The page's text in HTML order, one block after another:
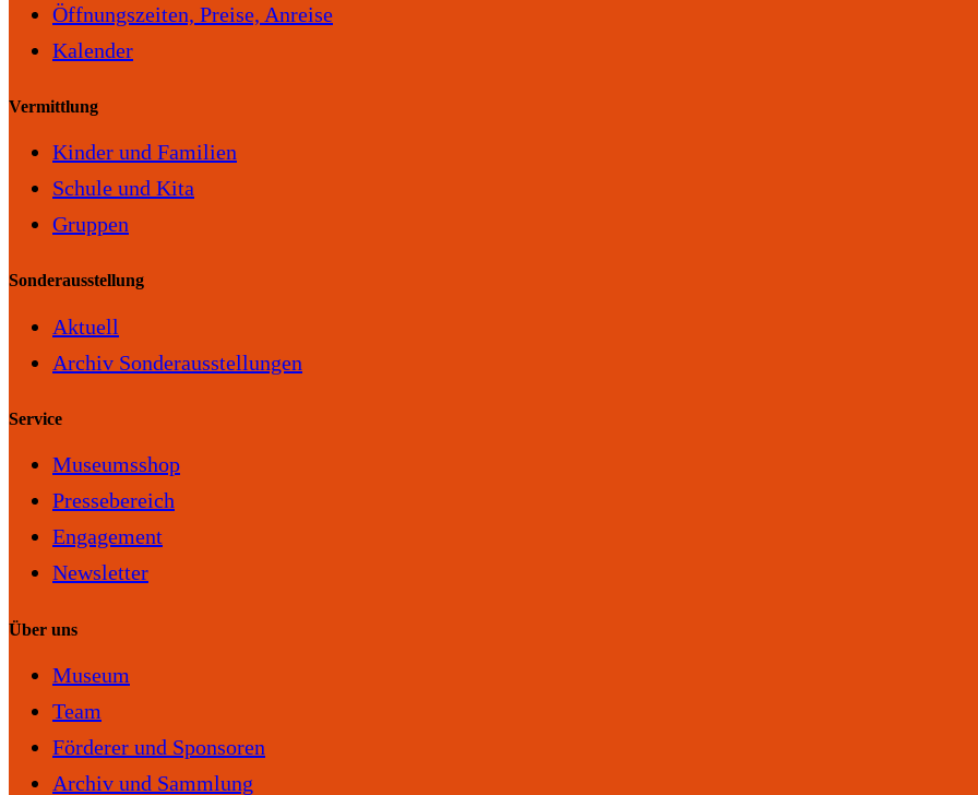
Öffnungszeiten, Preise, Anreise
Kalender
Vermittlung
Kinder und Familien
Schule und Kita
Gruppen
Sonderausstellung
Aktuell
Archiv Sonderausstellungen
Service
Museumsshop
Pressebereich
Engagement
Newsletter
Über uns
Museum
Team
Förderer und Sponsoren
Archiv und Sammlung